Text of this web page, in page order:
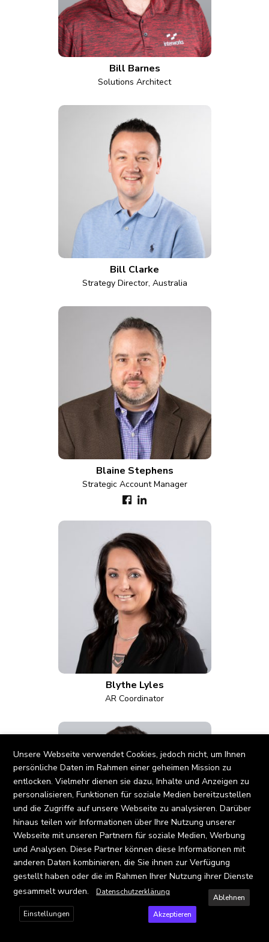
Bill Barnes
Solutions Architect
Bill Clarke
Strategy Director, Australia
Blaine Stephens
Strategic Account Manager
Blythe Lyles
AR Coordinator
Brandon Hunt
Unsere Webseite verwendet Cookies, jedoch nicht, um Ihnen
persönliche Daten im Rahmen einer geheimen Mission zu
entlocken. Vielmehr dienen sie dazu, Inhalte und Anzeigen zu
personalisieren, Funktionen für soziale Medien bereitzustellen
und die Zugriffe auf unsere Webseite zu analysieren. Darüber
hinaus teilen wir Informationen über Ihre Nutzung unserer
Webseite mit unseren Partnern für soziale Medien, Werbung
und Analysen. Diese Partner können diese Informationen mit
anderen Daten kombinieren, die Sie ihnen zur Verfügung
gestellt haben oder die im Rahmen Ihrer Nutzung ihrer Dienste
gesammelt wurden.
Datenschutzerklärung
Ablehnen
Akzeptieren
Einstellungen